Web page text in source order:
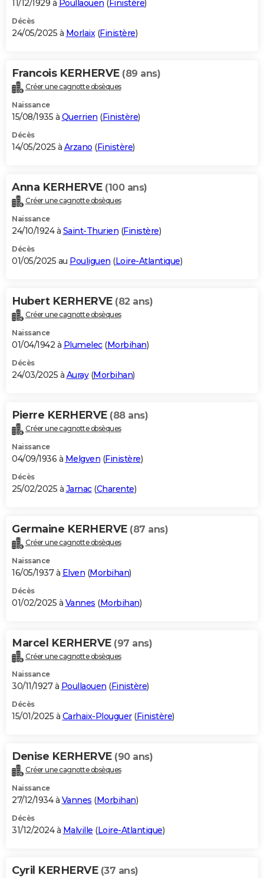
11/12/1929 à Poullaouen ( Finistère)
Décès
24/05/2025 à Morlaix(Finistère)
Francois KERHERVE (89 ans)
Créer une cagnotte obsèques
Naissance
15/08/1935 à Querrien (Finistère)
Décès
14/05/2025 à Arzano (Finistère)
Anna KERHERVE (100 ans)
Créer une cagnotte obsèques
Naissance
24/10/1924 à Saint-Thurien (Finistère)
Décès
01/05/2025 au Pouliguen (Loire-Atlantique)
Hubert KERHERVE (82 ans)
Créer une cagnotte obsèques
Naissance
01/04/1942 à Plumelec(Morbihan)
Décès
24/03/2025 à Auray(Morbihan)
Pierre KERHERVE (88 ans)
Créer une cagnotte obsèques
Naissance
04/09/1936 à Melgven (Finistère)
Décès
25/02/2025 à Jarnac(Charente)
Germaine KERHERVE (87 ans)
Créer une cagnotte obsèques
Naissance
16/05/1937 à Elven (Morbihan)
Décès
01/02/2025 à Vannes (Morbihan)
Marcel KERHERVE (97 ans)
Créer une cagnotte obsèques
Naissance
30/11/1927 à Poullaouen (Finistère)
Décès
15/01/2025 à Carhaix-Plouguer(Finistère)
Denise KERHERVE (90 ans)
Créer une cagnotte obsèques
Naissance
27/12/1934 à Vannes (Morbihan)
Décès
31/12/2024 à Malville (Loire-Atlantique)
Cyril KERHERVE (37 ans)